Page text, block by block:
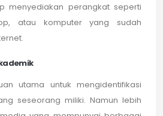
menyediakan perangkat seperti
atau komputer yang sudah
utama untuk mengidentifikasi
seseorang miliki. Namun lebih